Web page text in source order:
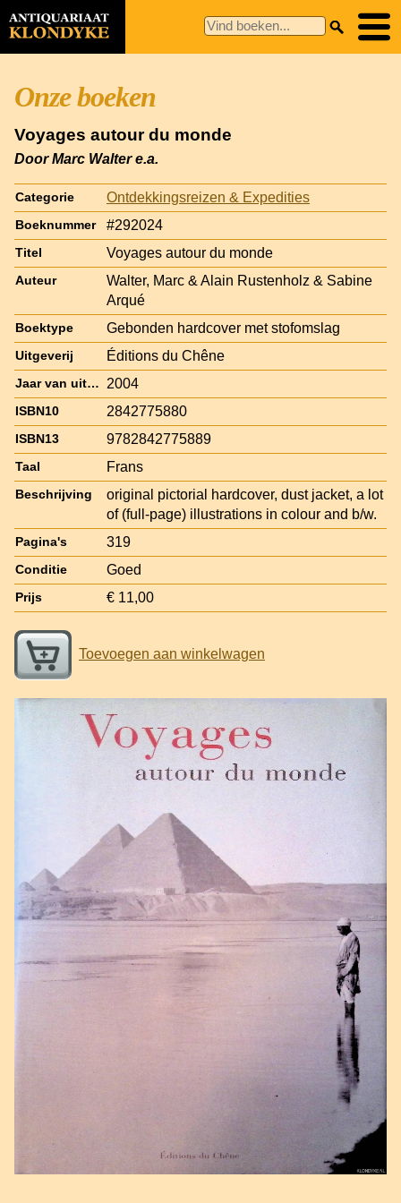
Onze boeken
Voyages autour du monde
Door Marc Walter e.a.
Categorie Ontdekkingsreizen & Expedities
Boeknummer #292024
Titel Voyages autour du monde
Auteur
Walter, Marc & Alain Rustenholz & Sabine
Arqué
Boektype Gebonden hardcover met stofomslag
Uitgeverij Éditions du Chêne
Jaar van uitgave 2004
ISBN10 2842775880
ISBN13 9782842775889
Taal Frans
Beschrijving
original pictorial hardcover, dust jacket, a lot
of (full-page) illustrations in colour and b/w.
Pagina's 319
Conditie Goed
Prijs € 11,00
Toevoegen aan winkelwagen